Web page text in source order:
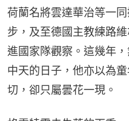
荷蘭名將雲達華治等一
步，及至德國主教練路
進國家隊觀察。這幾年
中天的日子，他亦以為
切，卻只屬曇花一現。